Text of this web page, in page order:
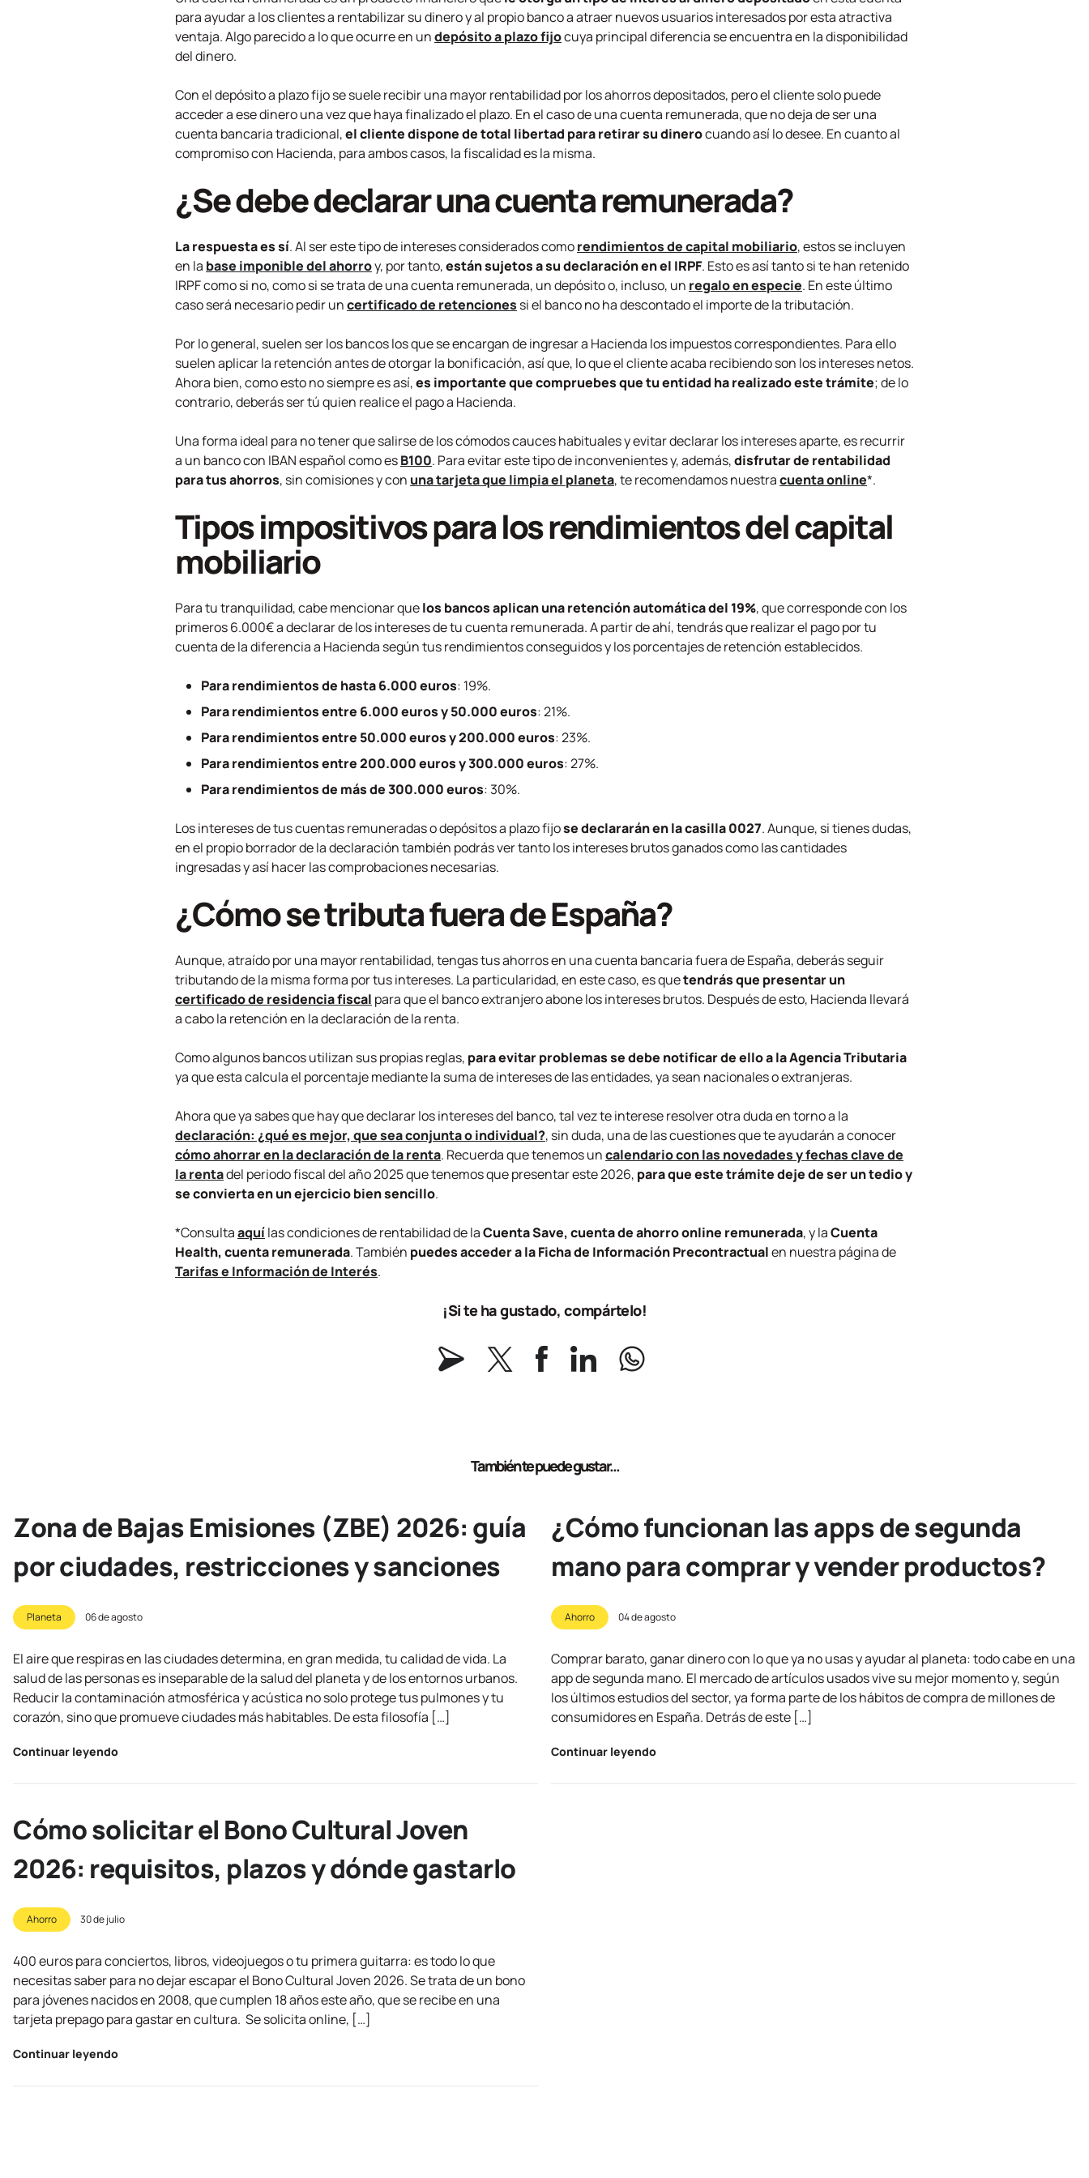
para ayudar a los clientes a rentabilizar su dinero y al propio banco a atraer nuevos usuarios interesados por esta atractiva
ventaja. Algo parecido a lo que ocurre en undepósito a plazo fijocuya principal diferencia se encuentra en la disponibilidad
del dinero.
Con el depósito a plazo fijo se suele recibir una mayor rentabilidad por los ahorros depositados, pero el cliente solo puede
acceder a ese dinero una vez que haya finalizado el plazo. En el caso de una cuenta remunerada, que no deja de ser una
cuenta bancaria tradicional,el cliente dispone de total libertad para retirar su dinerocuando así lo desee. En cuanto al
compromiso con Hacienda, para ambos casos, la fiscalidad es la misma.
¿Se debe declarar una cuenta remunerada?
La respuesta es sí. Al ser este tipo de intereses considerados comorendimientos de capital mobiliario, estos se incluyen
en la base imponible del ahorroy, por tanto,están sujetos a su declaración en el IRPF. Esto es así tanto si te han retenido
IRPF como si no, como si se trata de una cuenta remunerada, un depósito o, incluso, un regalo en especie. En este último
caso será necesario pedir uncertificado de retenciones si el banco no ha descontado el importe de la tributación.
Por lo general, suelen ser los bancos los que se encargan de ingresar a Hacienda los impuestos correspondientes. Para ello
suelen aplicar la retención antes de otorgar la bonificación, así que, lo que el cliente acaba recibiendo son los intereses netos.
Ahora bien, como esto no siempre es así,es importante que compruebes que tu entidad ha realizado este trámite; de lo
contrario, deberás ser tú quien realice el pago a Hacienda.
Una forma ideal para no tener que salirse de los cómodos cauces habituales y evitar declarar los intereses aparte, es recurrir
a un banco con IBAN español como esB100. Para evitar este tipo de inconvenientes y, además,disfrutar de rentabilidad
para tus ahorros, sin comisiones y con una tarjeta que limpia el planeta, te recomendamos nuestracuenta online*.
Tipos impositivos para los rendimientos del capital
mobiliario
Para tu tranquilidad, cabe mencionar quelos bancos aplican una retención automática del 19%, que corresponde con los
primeros 6.000€ a declarar de los intereses de tu cuenta remunerada. A partir de ahí, tendrás que realizar el pago por tu
cuenta de la diferencia a Hacienda según tus rendimientos conseguidos y los porcentajes de retención establecidos.
Para rendimientos de hasta 6.000 euros: 19%.
Para rendimientos entre 6.000 euros y 50.000 euros: 21%.
Para rendimientos entre 50.000 euros y 200.000 euros: 23%.
Para rendimientos entre 200.000 euros y 300.000 euros: 27%.
Para rendimientos de más de 300.000 euros: 30%.
Los intereses de tus cuentas remuneradas o depósitos a plazo fijose declararán en la casilla 0027. Aunque, si tienes dudas,
en el propio borrador de la declaración también podrás ver tanto los intereses brutos ganados como las cantidades
ingresadas y así hacer las comprobaciones necesarias.
¿Cómo se tributa fuera de España?
Aunque, atraído por una mayor rentabilidad, tengas tus ahorros en una cuenta bancaria fuera de España, deberás seguir
tributando de la misma forma por tus intereses. La particularidad, en este caso, es quetendrás que presentar un
certificado de residencia fiscal para que el banco extranjero abone los intereses brutos. Después de esto, Hacienda llevará
a cabo la retención en la declaración de la renta.
Como algunos bancos utilizan sus propias reglas, para evitar problemas se debe notificar de ello a la Agencia Tributaria
ya que esta calcula el porcentaje mediante la suma de intereses de las entidades, ya sean nacionales o extranjeras.
Ahora que ya sabes que hay que declarar los intereses del banco, tal vez te interese resolver otra duda en torno a la
declaración: ¿qué es mejor, que sea conjunta o individual?, sin duda, una de las cuestiones que te ayudarán a conocer
cómo ahorrar en la declaración de la renta. Recuerda que tenemos uncalendario con las novedades y fechas clave de
la rentadel periodo fiscal del año 2025 que tenemos que presentar este 2026, para que este trámite deje de ser un tedio y
se convierta en un ejercicio bien sencillo.
*Consultaaquílas condiciones de rentabilidad de laCuenta Save,cuenta de ahorro online remunerada, y laCuenta
Health, cuenta remunerada. También puedes acceder a la Ficha de Información Precontractualen nuestra página de
Tarifas e Información de Interés.
¡Si te ha gustado, compártelo!
También te puede gustar...
Zona de Bajas Emisiones (ZBE) 2026: guía
por ciudades, restricciones y sanciones
Planeta 06 de agosto
El aire que respiras en las ciudades determina, en gran medida, tu calidad de vida. La
salud de las personas es inseparable de la salud del planeta y de los entornos urbanos.
Reducir la contaminación atmosférica y acústica no solo protege tus pulmones y tu
corazón, sino que promueve ciudades más habitables. De esta filosofía […]
Continuar leyendo
¿Cómo funcionan las apps de segunda
mano para comprar y vender productos?
Ahorro 04 de agosto
Comprar barato, ganar dinero con lo que ya no usas y ayudar al planeta: todo cabe en una
app de segunda mano. El mercado de artículos usados vive su mejor momento y, según
los últimos estudios del sector, ya forma parte de los hábitos de compra de millones de
consumidores en España. Detrás de este […]
Continuar leyendo
Cómo solicitar el Bono Cultural Joven
2026: requisitos, plazos y dónde gastarlo
Ahorro 30 de julio
400 euros para conciertos, libros, videojuegos o tu primera guitarra: es todo lo que
necesitas saber para no dejar escapar el Bono Cultural Joven 2026. Se trata de un bono
para jóvenes nacidos en 2008, que cumplen 18 años este año, que se recibe en una
tarjeta prepago para gastar en cultura. Se solicita online, […]
Continuar leyendo